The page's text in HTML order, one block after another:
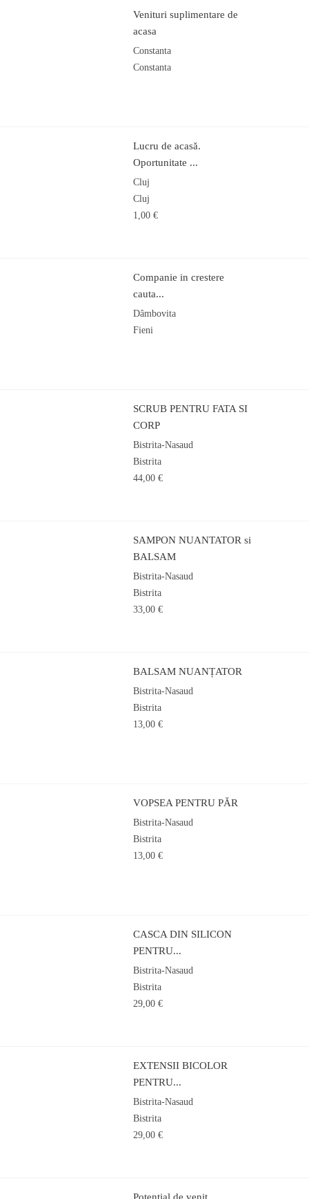
Venituri suplimentare de
acasa
Constanta
Constanta
Lucru de acasă.
Oportunitate ...
Cluj
Cluj
1,00 €
Companie in crestere
cauta...
Dâmbovita
Fieni
SCRUB PENTRU FATA SI
CORP
Bistrita-Nasaud
Bistrita
44,00 €
SAMPON NUANTATOR si
BALSAM
Bistrita-Nasaud
Bistrita
33,00 €
BALSAM NUANȚATOR
Bistrita-Nasaud
Bistrita
13,00 €
VOPSEA PENTRU PĂR
Bistrita-Nasaud
Bistrita
13,00 €
CASCA DIN SILICON
PENTRU...
Bistrita-Nasaud
Bistrita
29,00 €
EXTENSII BICOLOR
PENTRU...
Bistrita-Nasaud
Bistrita
29,00 €
Potential de venit